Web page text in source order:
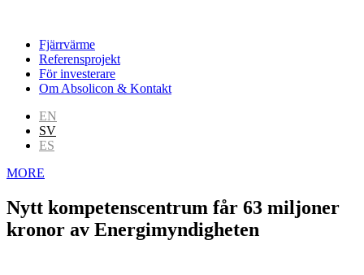
Fjärrvärme
Referensprojekt
För investerare
Om Absolicon & Kontakt
EN
SV
ES
MORE
Nytt kompetenscentrum får 63 miljoner
kronor av Energimyndigheten